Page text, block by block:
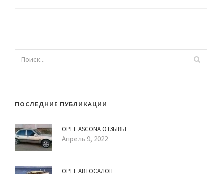
ПОСЛЕДНИЕ ПУБЛИКАЦИИ
OPEL ASCONA ОТЗЫВЫ
Апрель 9, 2022
OPEL АВТОСАЛОН